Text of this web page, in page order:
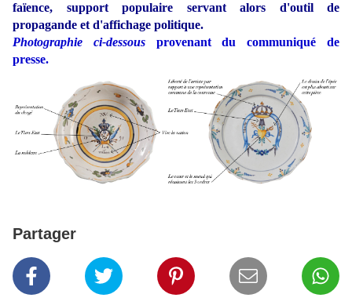
faïence, support populaire servant alors d'outil de
propagande et d'affichage politique.
Photographie ci-dessousprovenant du communiqué de
presse.
Partager